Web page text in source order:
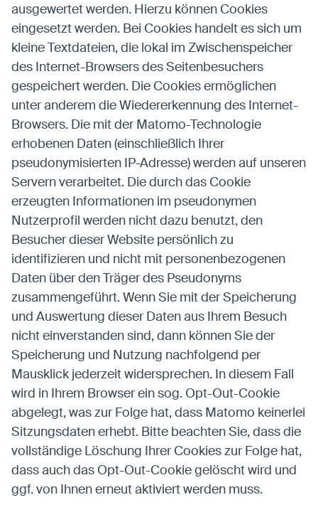
ausgewertet werden. Hierzu können Cookies
eingesetzt werden. Bei Cookies handelt es sich um
kleine Textdateien, die lokal im Zwischenspeicher
des Internet-Browsers des Seitenbesuchers
gespeichert werden. Die Cookies ermöglichen
unter anderem die Wiedererkennung des Internet-
Browsers. Die mit der Matomo-Technologie
erhobenen Daten (einschließlich Ihrer
pseudonymisierten IP-Adresse) werden auf unseren
Servern verarbeitet. Die durch das Cookie
erzeugten Informationen im pseudonymen
Nutzerprofil werden nicht dazu benutzt, den
Besucher dieser Website persönlich zu
identifizieren und nicht mit personenbezogenen
Daten über den Träger des Pseudonyms
zusammengeführt. Wenn Sie mit der Speicherung
und Auswertung dieser Daten aus Ihrem Besuch
nicht einverstanden sind, dann können Sie der
Speicherung und Nutzung nachfolgend per
Mausklick jederzeit widersprechen. In diesem Fall
wird in Ihrem Browser ein sog. Opt-Out-Cookie
abgelegt, was zur Folge hat, dass Matomo keinerlei
Sitzungsdaten erhebt. Bitte beachten Sie, dass die
vollständige Löschung Ihrer Cookies zur Folge hat,
dass auch das Opt-Out-Cookie gelöscht wird und
ggf. von Ihnen erneut aktiviert werden muss.